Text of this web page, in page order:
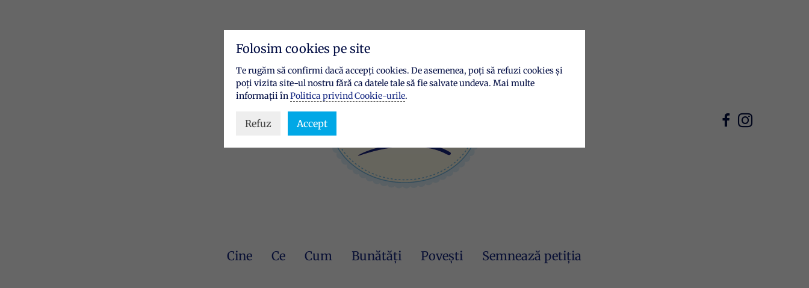
Cine Ce Cum Bunătăți Povești Semnează petiția
Folosim cookies pe site
Te rugăm să confirmi dacă accepți cookies. De asemenea, poți să refuzi cookies și
poți vizita site-ul nostru fără ca datele tale să fie salvate undeva. Mai multe
informații înPolitica privind Cookie-urile.
Refuz Accept